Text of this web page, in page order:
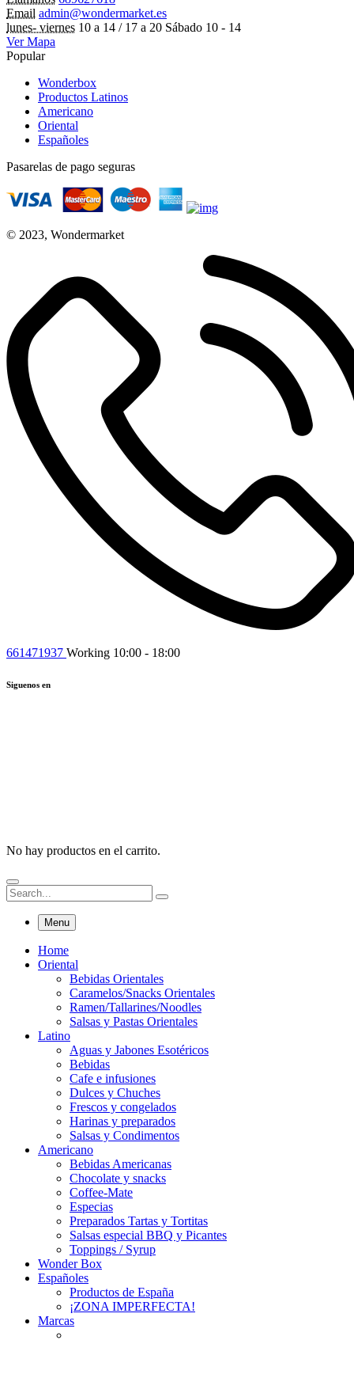
Email admin@wondermarket.es
lunes- viernes 10 a 14 / 17 a 20 Sábado 10 - 14
Ver Mapa
Popular
Wonderbox
Productos Latinos
Americano
Oriental
Españoles
Pasarelas de pago seguras
© 2023, Wondermarket
661471937 Working 10:00 - 18:00
Siguenos en
No hay productos en el carrito.
Menu
Home
Oriental
Bebidas Orientales
Caramelos/Snacks Orientales
Ramen/Tallarines/Noodles
Salsas y Pastas Orientales
Latino
Aguas y Jabones Esotéricos
Bebidas
Cafe e infusiones
Dulces y Chuches
Frescos y congelados
Harinas y preparados
Salsas y Condimentos
Americano
Bebidas Americanas
Chocolate y snacks
Coffee-Mate
Especias
Preparados Tartas y Tortitas
Salsas especial BBQ y Picantes
Toppings / Syrup
Wonder Box
Españoles
Productos de España
¡ZONA IMPERFECTA!
Marcas